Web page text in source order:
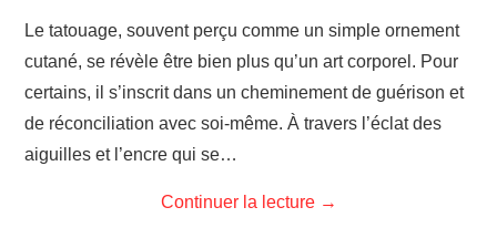
Le tatouage, souvent perçu comme un simple ornement
cutané, se révèle être bien plus qu’un art corporel. Pour
certains, il s’inscrit dans un cheminement de guérison et
de réconciliation avec soi-même. À travers l’éclat des
aiguilles et l’encre qui se…
Continuer la lecture →